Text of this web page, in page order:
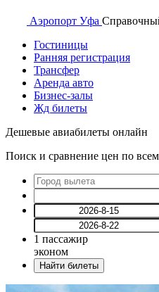
Аэропорт Уфа
Гостиницы
Ранняя регистрация
Трансфер
Аренда авто
Бизнес-залы
Жд билеты
Дешевые авиабилеты онлайн
Поиск и сравнение цен по
1 пассажир
эконом
Найти билеты